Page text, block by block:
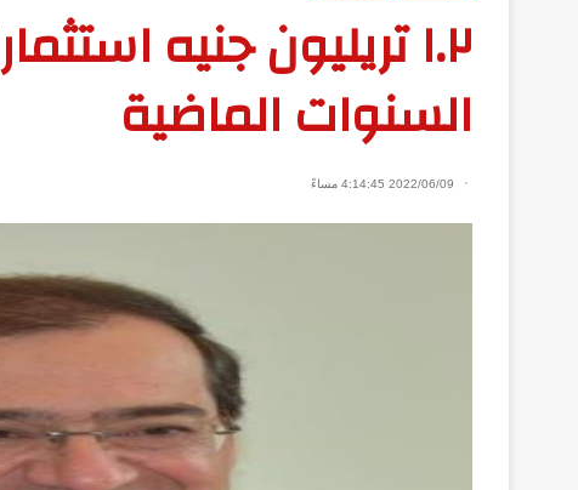
السنوات الماضية
2022/06/09 4:14:45 مساءً